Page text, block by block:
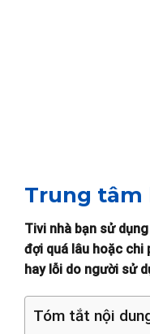
Trung tâm
Tivi nhà bạn sử
đợi quá lâu hoặc chi
hay lỗi do người sử
Tóm tắt nội